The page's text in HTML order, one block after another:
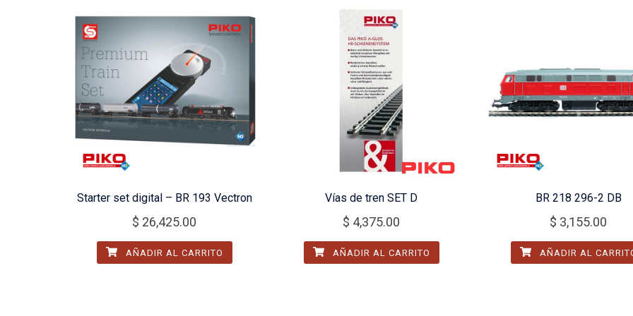
Starter set digital – BR 193 Vectron
$ 26,425.00
AÑADIR AL CARRITO
Vías de tren SET D
$ 4,375.00
AÑADIR AL CARRITO
BR 218 296-2 DB
$ 3,155.00
AÑADIR AL